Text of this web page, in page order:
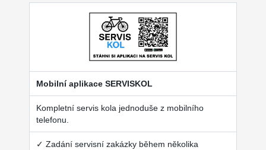
Mobilní aplikace SERVISKOL
Kompletní servis kola jednoduše z mobilního
telefonu.
✓ Zadání servisní zakázky během několika